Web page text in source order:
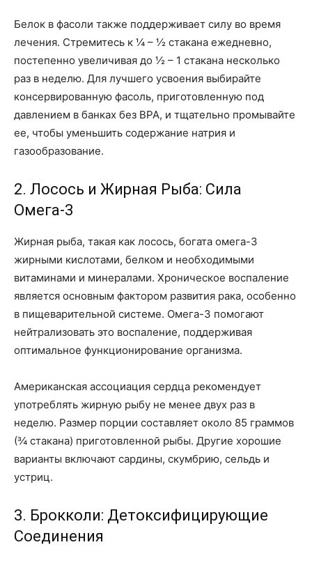
Белок в фасоли также поддерживает силу во время
лечения. Стремитесь к ¼ – ½ стакана ежедневно,
постепенно увеличивая до ½ – 1 стакана несколько
раз в неделю. Для лучшего усвоения выбирайте
консервированную фасоль, приготовленную под
давлением в банках без BPA, и тщательно промывайте
ее, чтобы уменьшить содержание натрия и
газообразование.
2. Лосось и Жирная Рыба: Сила
Омега-3
Жирная рыба, такая как лосось, богата омега-3
жирными кислотами, белком и необходимыми
витаминами и минералами. Хроническое воспаление
является основным фактором развития рака, особенно
в пищеварительной системе. Омега-3 помогают
нейтрализовать это воспаление, поддерживая
оптимальное функционирование организма.
Американская ассоциация сердца рекомендует
употреблять жирную рыбу не менее двух раз в
неделю. Размер порции составляет около 85 граммов
(¾ стакана) приготовленной рыбы. Другие хорошие
варианты включают сардины, скумбрию, сельдь и
устриц.
3. Брокколи: Детоксифицирующие
Соединения